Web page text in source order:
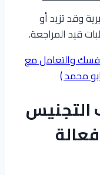
وقد تزيد أو
قيد المراجعة.
والتعامل مع
محمد )
التجنيس